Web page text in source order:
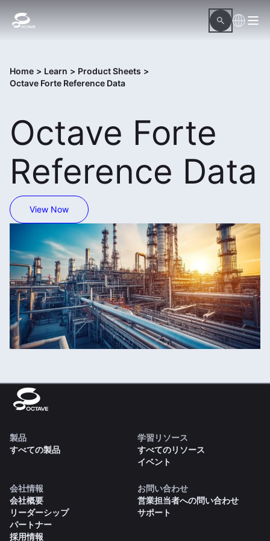
Home > Learn > Product Sheets >
Octave Forte Reference Data
Octave Forte
Reference Data
View Now
製品
すべての製品
学習リソース
すべてのリソース
イベント
会社情報
会社概要
リーダーシップ
パートナー
採用情報
お問い合わせ
営業担当者への問い合わせ
サポート